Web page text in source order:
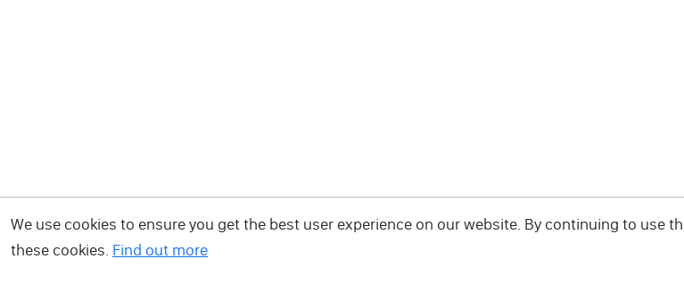
We use cookies to ensure you get the best user experience on our website. By continuing to use
these cookies. Find out more